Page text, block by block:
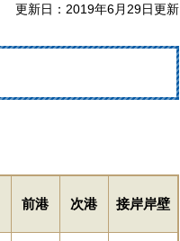
更新日：2019年6月29日更新
前港 次港 接岸岸壁